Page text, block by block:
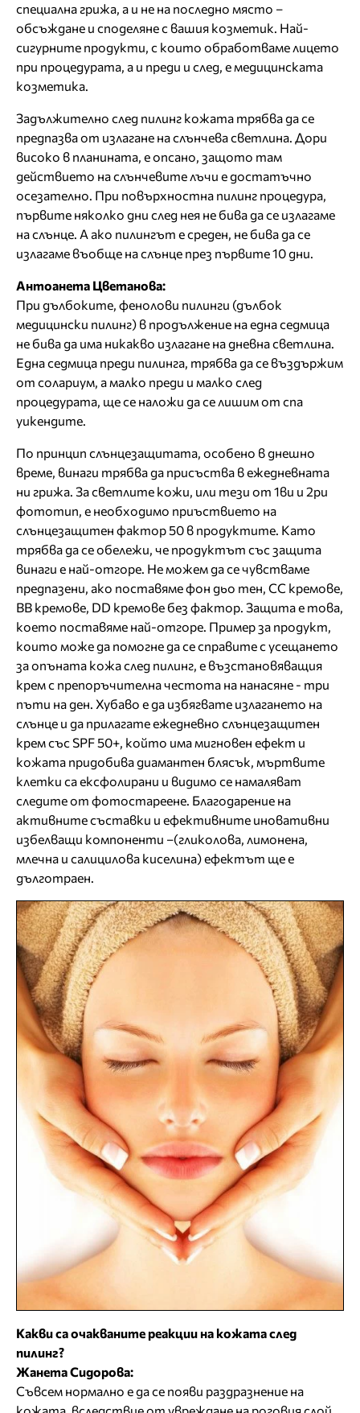
специална грижа, а и не на последно място –
обсъждане и споделяне с вашия козметик. Най-
сигурните продукти, с които обработваме лицето
при процедурата, а и преди и след, е медицинската
козметика.
Задължително след пилинг кожата трябва да се
предпазва от излагане на слънчева светлина. Дори
високо в планината, е опсано, защото там
действието на слънчевите лъчи е достатъчно
осезателно. При повърхностна пилинг процедура,
първите няколко дни след нея не бива да се излагаме
на слънце. А ако пилингът е среден, не бива да се
излагаме въобще на слънце през първите 10 дни.
Антоанета Цветанова:
При дълбоките, фенолови пилинги (дълбок
медицински пилинг) в продължение на една седмица
не бива да има никакво излагане на дневна светлина.
Една седмица преди пилинга, трябва да се въздържим
от солариум, а малко преди и малко след
процедурата, ще се наложи да се лишим от спа
уикендите.
По принцип слънцезащитата, особено в днешно
време, винаги трябва да присъства в ежедневната
ни грижа. За светлите кожи, или тези от 1ви и 2ри
фототип, е необходимо приъствието на
слънцезащитен фактор 50 в продуктите. Като
трябва да се обележи, че продуктът със защита
винаги е най-отгоре. Не можем да се чувстваме
предпазени, ако поставяме фон дьо тен, CC кремове,
BB кремове, DD кремове бeз фактор. Защита е това,
което поставяме най-отгоре. Пример за продукт,
които може да помогне да се справите с усещането
за опъната кожа след пилинг, е възстановяващия
крем с препоръчителна честота на нанасяне - три
пъти на ден. Хубаво е да избягвате излагането на
слънце и да прилагате ежедневно слънцезащитен
крем със SPF 50+, който има мигновен ефект и
кожата придобива диамантен блясък, мъртвите
клетки са ексфолирани и видимо се намаляват
следите от фотостареене. Благодарение на
активните съставки и ефективните иновативни
избелващи компоненти –(гликолова, лимонена,
млечна и салицилова киселина) ефектът ще е
дълготраен.
Какви са очакваните реакции на кожата след
пилинг?
Жанета Сидорова:
Съвсем нормално е да се появи раздразнение на